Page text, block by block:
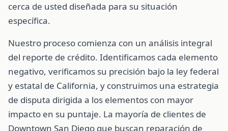
cerca de usted diseñada para su situación
específica.
Nuestro proceso comienza con un análisis integral
del reporte de crédito. Identificamos cada elemento
negativo, verificamos su precisión bajo la ley federal
y estatal de California, y construimos una estrategia
de disputa dirigida a los elementos con mayor
impacto en su puntaje. La mayoría de clientes de
Downtown San Diego que buscan reparación de